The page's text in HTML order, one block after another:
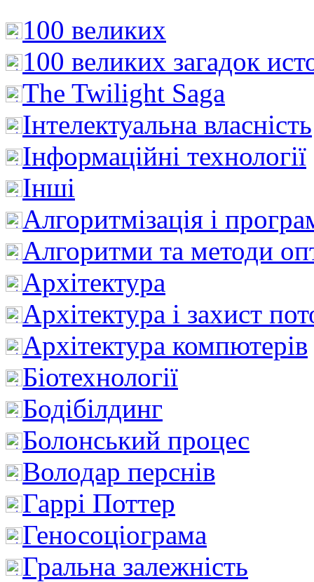
100 великих
100 великих загадок
The Twilight Saga
Інтелектуальна влaсність
Інформаційні технології
Інші
Алгоритмізація і
Алгоритми та методи
Архітектура
Архітектура і захист
Архітектура компютерів
Біотехнології
Бодібілдинг
Болонський процес
Володар перснів
Гаррі Поттер
Геносоціограма
Гральна залежність